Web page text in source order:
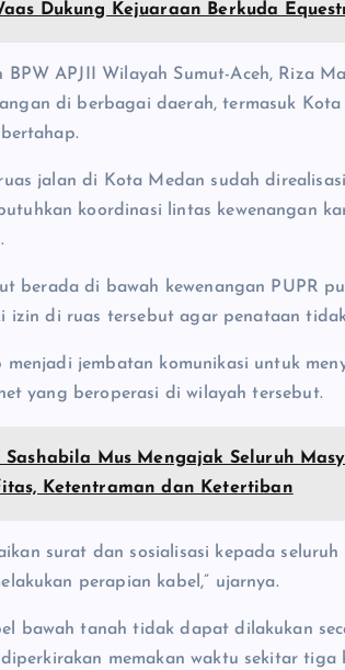
Dukung Kejuaraan Berkuda
BPW APJII Wilayah Sumut-Aceh, Riza
di berbagai daerah, termasuk
jalan di Kota Medan sudah
koordinasi lintas kewenangan
berada di bawah kewenangan PUPR
izin di ruas tersebut agar penataan tidak
menjadi jembatan komunikasi untuk
yang beroperasi di wilayah tersebut.
Sashabila Mus Mengajak Seluruh
Ketentraman dan Ketertiban
surat dan sosialisasi kepada
perapian kabel,” ujarnya.
bawah tanah tidak dapat dilakukan
memakan waktu sekitar